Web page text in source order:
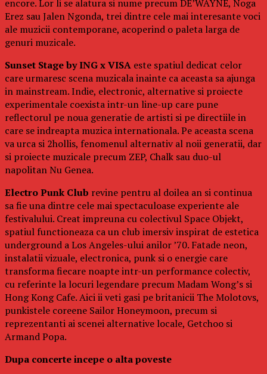
encore. Lor li se alatura si nume precum DE’WAYNE, Noga
Erez sau Jalen Ngonda, trei dintre cele mai interesante voci
ale muzicii contemporane, acoperind o paleta larga de
genuri muzicale.
Sunset Stage by ING x VISA este spatiul dedicat celor
care urmaresc scena muzicala inainte ca aceasta sa ajunga
in mainstream. Indie, electronic, alternative si proiecte
experimentale coexista intr-un line-up care pune
reflectorul pe noua generatie de artisti si pe directiile in
care se indreapta muzica internationala. Pe aceasta scena
va urca si 2hollis, fenomenul alternativ al noii generatii, dar
si proiecte muzicale precum ZEP, Chalk sau duo-ul
napolitan Nu Genea.
Electro Punk Club revine pentru al doilea an si continua
sa fie una dintre cele mai spectaculoase experiente ale
festivalului. Creat impreuna cu colectivul Space Objekt,
spatiul functioneaza ca un club imersiv inspirat de estetica
underground a Los Angeles-ului anilor ’70. Fatade neon,
instalatii vizuale, electronica, punk si o energie care
transforma fiecare noapte intr-un performance colectiv,
cu referinte la locuri legendare precum Madam Wong’s si
Hong Kong Cafe. Aici ii veti gasi pe britanicii The Molotovs,
punkistele coreene Sailor Honeymoon, precum si
reprezentanti ai scenei alternative locale, Getchoo si
Armand Popa.
Dupa concerte incepe o alta poveste